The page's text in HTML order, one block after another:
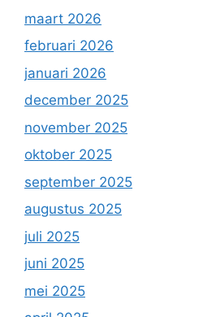
maart 2026
februari 2026
januari 2026
december 2025
november 2025
oktober 2025
september 2025
augustus 2025
juli 2025
juni 2025
mei 2025